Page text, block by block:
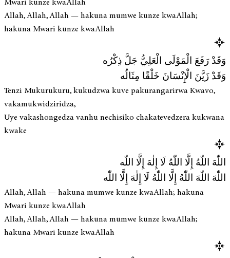
Mwari kunze kwaAllah
Allah, Allah, Allah — hakuna mumwe kunze kwaAllah;
hakuna Mwari kunze kwaAllah
وَقَدْ رَفَعَ الْمَوْلَى الْعَلِيُّ جَلَّ ذِكْرُه
وَقَدْ زَيَّنَ الْإِنْسَانَ خَلْقًا مِثَالُه
Tenzi Mukurukuru, kukudzwa kuve pakurangarirwa Kwavo,
vakamukwidziridza,
Uye vakashongedza vanhu nechisiko chakatevedzera kukwana
kwake
اللّٰهَ اللّٰهُ إِلَّا اللّٰهُ لَا إِلٰهَ إِلَّا اللّٰه
اللّٰهَ اللّٰهَ اللّٰهُ إِلَّا اللّٰهُ لَا إِلٰهَ إِلَّا اللّٰه
Allah, Allah — hakuna mumwe kunze kwaAllah; hakuna
Mwari kunze kwaAllah
Allah, Allah, Allah — hakuna mumwe kunze kwaAllah;
hakuna Mwari kunze kwaAllah